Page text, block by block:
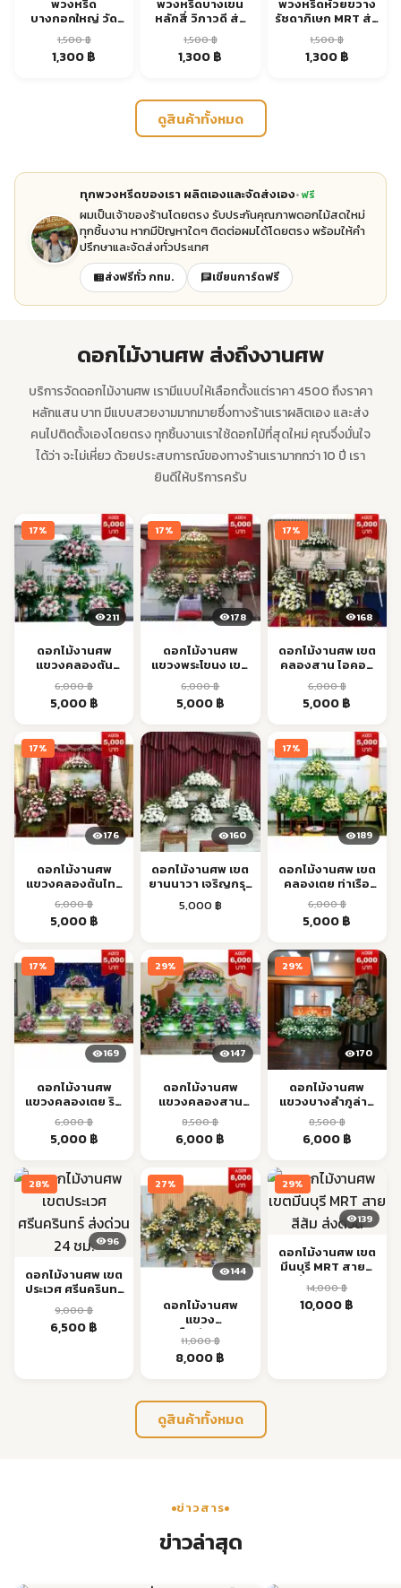
พวงหรีด
บางกอกใหญ่ วัด
อรุณ เจริญนคร ส่ง
ด่วน
1,500฿
Original
1,300฿
1,300 ฿.
พวงหรีดบางเขน
หลักสี่ วิภาวดี ส่ง
ด่วน
1,500฿
Original
1,500 ฿.
1,300฿
1,300 ฿.
พวงหรีดห้วยขวาง
รัชดาภิเษก MRT ส่ง
ด่วน
1,500฿
Original
1,300฿Current
ดูสินค้าทั้งหมด
ทุกพวงหรีดของเรา ผลิตเองและจัดส่งเอง ฟรี
ผมเป็นเจ้าของร้านโดยตรง รับประกันคุณภาพดอกไม้สดใหม่
ทุกชิ้นงาน หากมีปัญหาใดๆ ติดต่อผมได้โดยตรง พร้อมให้คำ
ปรึกษาและจัดส่งทั่วประเทศ
ส่งฟรีทั่ว กทม. เขียนการ์ดฟรี
ดอกไม้งานศพ ส่งถึงงานศพ
บริการจัดดอกไม้งานศพ เรามีแบบให้เลือกตั้งแต่ราคา 4500 ถึงราคา
หลักแสน บาท มีแบบสวยงามมากมายซึ่งทางร้านเราผลิตเอง และส่ง
คนไปติดตั้งเองโดยตรง ทุกชิ้นงานเราใช้ดอกไม้ที่สุดใหม่ คุณจึ่งมั่นใจ
ได้ว่า จะไม่เหี่ยว ด้วยประสบการณ์ของทางร้านเรามากกว่า 10 ปี เรา
ยินดีให้บริการครับ
17%
211
ดอกไม้งานศพ
แขวงคลองตัน
พระโขนง BTS ส่ง
ด่วน
6,000฿
Original
6,000 ฿.
5,000฿Current
is:
5,000 ฿.
17%
178
ดอกไม้งานศพ
แขวงพระโขนง เขต
พระโขนง ส่งด่วน
6,000฿
Original
was:
6,000 ฿.
5,000฿Current
is:
5,000 ฿.
17%
168
ดอกไม้งานศพ เขต
คลองสาน ไอคอน
สยาม เจริญนคร ส่ง
ตรง
6,000฿
Original
6,000 ฿.
5,000฿
is:
5,000 ฿.
17%
176
ดอกไม้งานศพ
แขวงคลองต้นไทร
คลองสาน ส่งด่วน
6,000฿
Original
6,000 ฿.
5,000฿Current
is:
5,000 ฿.
160
ดอกไม้งานศพ เขต
ยานนาวา เจริญกรุง
BTS ส่งตรงเวลา
5,000 ฿
17%
189
ดอกไม้งานศพ เขต
คลองเตย ท่าเรือ
MRT ส่งตรงเวลา
6,000฿
Original
was:
6,000 ฿.
5,000฿
is:
5,000 ฿.
17%
169
ดอกไม้งานศพ
แขวงคลองเตย ริม
ท่าเรือ ส่งด่วน
6,000฿
Original
was:
6,000 ฿.
5,000฿Current
5,000 ฿.
29%
147
ดอกไม้งานศพ
แขวงคลองสาน
เจริญนคร ส่งตรง
เวลา
8,500฿
Original
8,500 ฿.
6,000฿
is:
6,000 ฿.
29%
170
ดอกไม้งานศพ
แขวงบางลำภูล่าง
คลองสาน ส่งด่วน
8,500฿
Original
was:
8,500 ฿.
6,000฿Current
6,000 ฿.
28%
96
ดอกไม้งานศพ เขต
ประเวศ ศรีนครินทร์
ส่งด่วน 24 ชม.
9,000฿
Original
6,500฿
27%
144
ดอกไม้งานศพ
แขวง
สมเด็จเจ้าพระยา
คลองสาน ส่งด่วน
11,000฿
Original
11,000 ฿.
8,000฿
8,000 ฿.
29%
139
ดอกไม้งานศพ เขต
มีนบุรี MRT สายสี
ส้ม ส่งด่วน
14,000฿
Original
10,000฿
ดูสินค้าทั้งหมด
ข่าวสาร
ข่าวล่าสุด